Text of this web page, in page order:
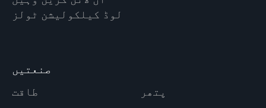
لوڈ کیلکولیشن ٹولز
صنعتیں
طاقت
پتھر